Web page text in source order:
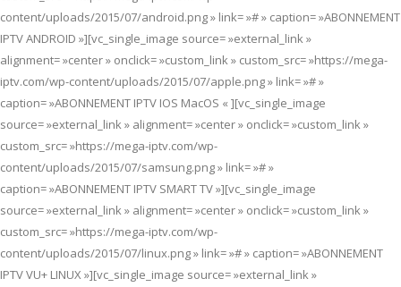
content/uploads/2015/07/android.png » link= »# » caption= »ABONNEMENT
IPTV ANDROID »][vc_single_image source= »external_link »
alignment= »center » onclick= »custom_link » custom_src= »https://mega-
iptv.com/wp-content/uploads/2015/07/apple.png » link= »# »
caption= »ABONNEMENT IPTV IOS MacOS « ][vc_single_image
source= »external_link » alignment= »center » onclick= »custom_link »
custom_src= »https://mega-iptv.com/wp-
content/uploads/2015/07/samsung.png » link= »# »
caption= »ABONNEMENT IPTV SMART TV »][vc_single_image
source= »external_link » alignment= »center » onclick= »custom_link »
custom_src= »https://mega-iptv.com/wp-
content/uploads/2015/07/linux.png » link= »# » caption= »ABONNEMENT
IPTV VU+ LINUX »][vc_single_image source= »external_link »